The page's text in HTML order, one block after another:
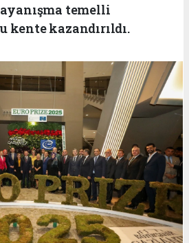
temelli
kente kazandırıldı.